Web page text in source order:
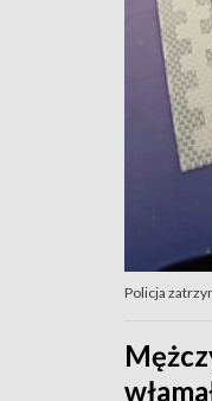
Policja